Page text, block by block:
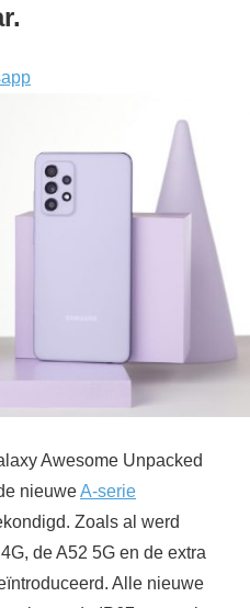
Awesome Unpacked
nieuweA-serie
Zoals al werd
de A52 5G en de extra
Alle nieuwe